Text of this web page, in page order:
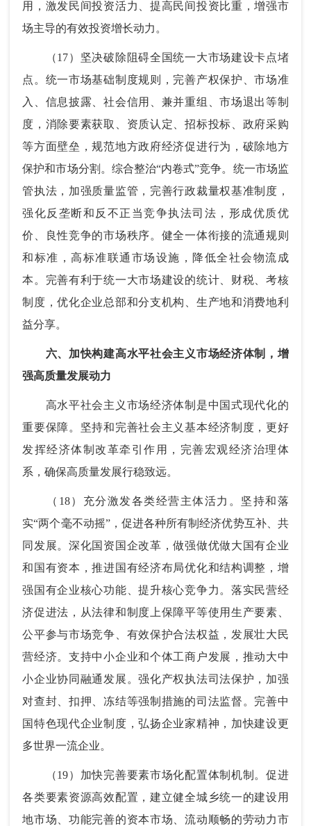
用，激发民间投资活力、提高民间投资比重，增强市
场主导的有效投资增长动力。
（17）坚决破除阻碍全国统一大市场建设卡点堵
点。统一市场基础制度规则，完善产权保护、市场准
入、信息披露、社会信用、兼并重组、市场退出等制
度，消除要素获取、资质认定、招标投标、政府采购
等方面壁垒，规范地方政府经济促进行为，破除地方
保护和市场分割。综合整治“内卷式”竞争。统一市场监
管执法，加强质量监管，完善行政裁量权基准制度，
强化反垄断和反不正当竞争执法司法，形成优质优
价、良性竞争的市场秩序。健全一体衔接的流通规则
和标准，高标准联通市场设施，降低全社会物流成
本。完善有利于统一大市场建设的统计、财税、考核
制度，优化企业总部和分支机构、生产地和消费地利
益分享。
六、加快构建高水平社会主义市场经济体制，增
强高质量发展动力
高水平社会主义市场经济体制是中国式现代化的
重要保障。坚持和完善社会主义基本经济制度，更好
发挥经济体制改革牵引作用，完善宏观经济治理体
系，确保高质量发展行稳致远。
（18）充分激发各类经营主体活力。坚持和落
实“两个毫不动摇”，促进各种所有制经济优势互补、共
同发展。深化国资国企改革，做强做优做大国有企业
和国有资本，推进国有经济布局优化和结构调整，增
强国有企业核心功能、提升核心竞争力。落实民营经
济促进法，从法律和制度上保障平等使用生产要素、
公平参与市场竞争、有效保护合法权益，发展壮大民
营经济。支持中小企业和个体工商户发展，推动大中
小企业协同融通发展。强化产权执法司法保护，加强
对查封、扣押、冻结等强制措施的司法监督。完善中
国特色现代企业制度，弘扬企业家精神，加快建设更
多世界一流企业。
（19）加快完善要素市场化配置体制机制。促进
各类要素资源高效配置，建立健全城乡统一的建设用
地市场、功能完善的资本市场、流动顺畅的劳动力市